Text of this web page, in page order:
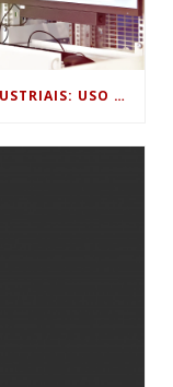
DADOS QUE EVITAM ACIDENTES INDUSTRIAIS: USO DE SENSORES, HISTÓRICOS DE PROCESSO E ANÁLISE PREDITIVA PARA SEGURANÇA OPERACIONAL